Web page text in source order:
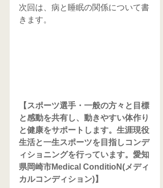
次回は、病と睡眠の関係について書
きます。
【スポーツ選手・一般の方々と目標
と感動を共有し、動きやすい体作り
と健康をサポートします。生涯現役
生活と一生スポーツを目指しコンデ
ィショニングを行っています。愛知
県岡崎市Medical ConditioN(メディ
カルコンディション)】